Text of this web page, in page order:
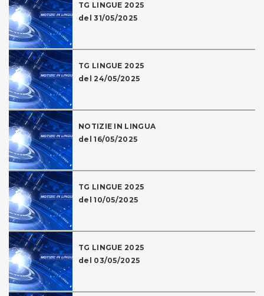
TG LINGUE 2025
del 31/05/2025
TG LINGUE 2025
del 24/05/2025
NOTIZIE IN LINGUA
del 16/05/2025
TG LINGUE 2025
del 10/05/2025
TG LINGUE 2025
del 03/05/2025